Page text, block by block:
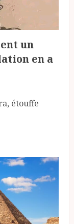
un
en a
étouffe